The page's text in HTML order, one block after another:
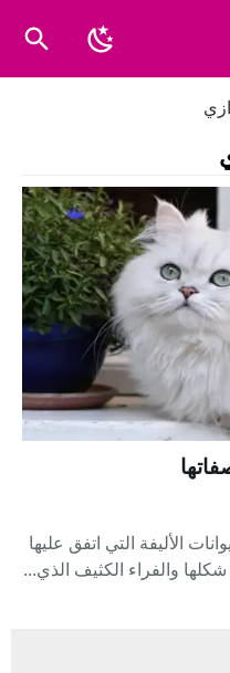
الأليفة التي اتفق عليها
والفراء الكثيف الذي...